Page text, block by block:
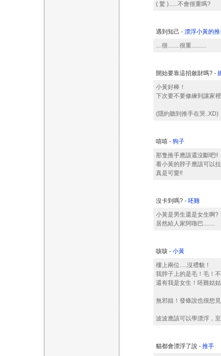
( 驚 )......不會很重嗎?
遇到知己 - 漂浮小黃的推
....很........很重..........
開始要靠這招斂財嗎? -
小黃好棒！
下次要不要修練到讓家
(隱約聽到推手在哭..XD)
嘻嘻 - 狗子
那隻推手應該還沒斷吧!!
看小黃的脖子應該可以
真是可愛!!
沒卡到嗎? - 呸雞
小黃是男生還是女生啊?
居然給人家阿嚕巴........
咳咳 - 小黃
樓上兩位.....沒禮貌！
我脖子上的是毛！毛！
還有我是女生！呸雞姑
無邪姐！發條說也很想
波波應該可以學漂浮，
貓都會漂浮了說 - 推手